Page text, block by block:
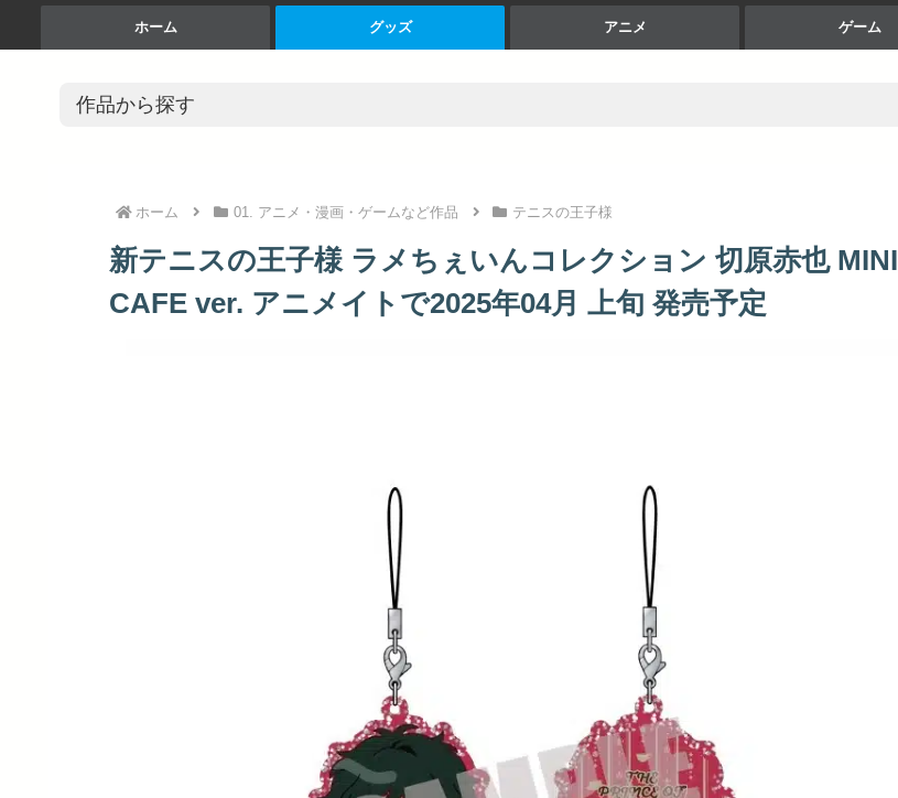
ホーム グッズ アニメ ゲーム
ホーム 01. アニメ・漫画・ゲームなど作品 テニスの王子様
新テニスの王子様 ラメちぇいんコレクション 切原赤也 MINI
CAFE ver. アニメイトで2025年04月 上旬 発売予定